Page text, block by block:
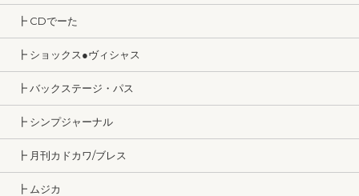
┣ CDでーた
┣ ショックス●ヴィシャス
┣ バックステージ・パス
┣ シンプジャーナル
┣ 月刊カドカワ/ブレス
┣ ムジカ